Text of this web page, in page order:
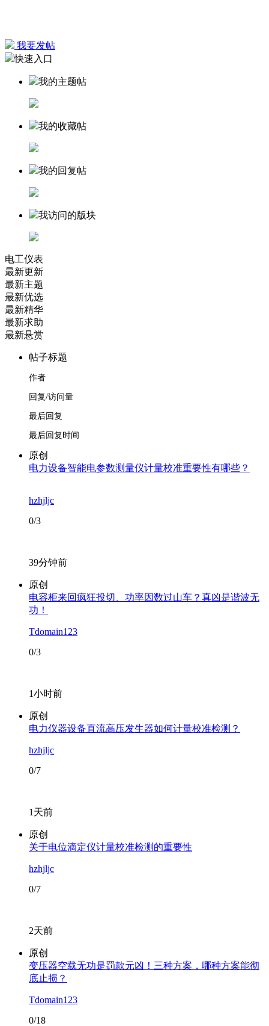
我要发帖
快速入口
我的主题帖
我的收藏帖
我的回复帖
我访问的版块
电工仪表
最新更新
最新主题
最新优选
最新精华
最新求助
最新悬赏
帖子标题
作者
回复/访问量
最后回复
最后回复时间
原创
电力设备智能电参数测量仪计量校准重要性有哪些？
hzhjljc
0/3
39分钟前
原创
电容柜来回疯狂投切、功率因数过山车？真凶是谐波无
功！
Tdomain123
0/3
1小时前
原创
电力仪器设备直流高压发生器如何计量校准检测？
hzhjljc
0/7
1天前
原创
关于电位滴定仪计量校准检测的重要性
hzhjljc
0/7
2天前
原创
变压器空载无功是罚款元凶！三种方案，哪种方案能彻
底止损？
Tdomain123
0/18